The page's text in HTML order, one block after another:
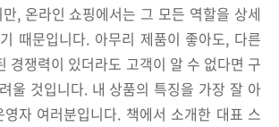
, 온라인 쇼핑에서는 그 모든 역할을 상세
때문입니다. 아무리 제품이 좋아도, 다른
경쟁력이 있더라도 고객이 알 수 없다면 구
울 것입니다. 내 상품의 특징을 가장 잘 아
자 여러분입니다. 책에서 소개한 대표 스